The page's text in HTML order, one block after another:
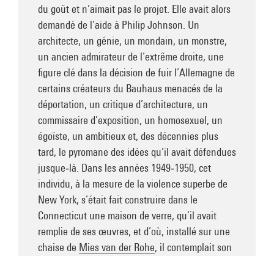
du goût et n’aimait pas le projet. Elle avait alors
demandé de l’aide à Philip Johnson. Un
architecte, un génie, un mondain, un monstre,
un ancien admirateur de l’extrême droite, une
figure clé dans la décision de fuir l’Allemagne de
certains créateurs du Bauhaus menacés de la
déportation, un critique d’architecture, un
commissaire d’exposition, un homosexuel, un
égoïste, un ambitieux et, des décennies plus
tard, le pyromane des idées qu’il avait défendues
jusque‑là. Dans les années 1949‑1950, cet
individu, à la mesure de la violence superbe de
New York, s’était fait construire dans le
Connecticut une maison de verre, qu’il avait
remplie de ses œuvres, et d’où, installé sur une
chaise de Mies van der Rohe, il contemplait son